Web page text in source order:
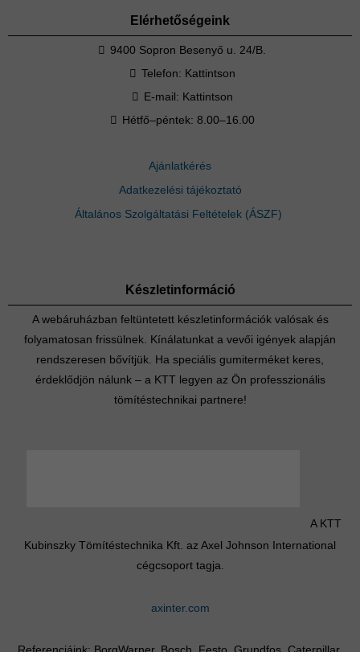
Elérhetőségeink
9400 Sopron Besenyő u. 24/B.
Telefon: Kattintson
E-mail: Kattintson
Hétfő–péntek: 8.00–16.00
Ajánlatkérés
Adatkezelési tájékoztató
Általános Szolgáltatási Feltételek (ÁSZF)
Készletinformáció
A webáruházban feltüntetett készletinformációk valósak és
folyamatosan frissülnek. Kínálatunkat a vevői igények alapján
rendszeresen bővítjük. Ha speciális gumiterméket keres,
érdeklődjön nálunk – a KTT legyen az Ön professzionális
tömítéstechnikai partnere!
A KTT
Kubinszky Tömítéstechnika Kft. az Axel Johnson International
cégcsoport tagja.
axinter.com